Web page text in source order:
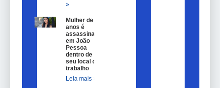
»
Mulher de 25
anos é
assassinada
em João
Pessoa
dentro de
seu local de
trabalho
Leia mais »